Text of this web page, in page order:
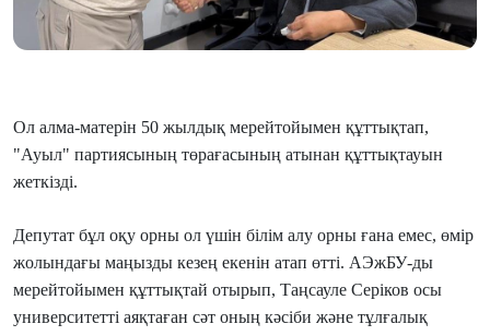
Ол алма-матерін 50 жылдық мерейтойымен құттықтап,
"Ауыл" партиясының төрағасының атынан құттықтауын
жеткізді.
Депутат бұл оқу орны ол үшін білім алу орны ғана емес, өмір
жолындағы маңызды кезең екенін атап өтті. АЭжБУ-ды
мерейтойымен құттықтай отырып, Таңсауле Серіков осы
университетті аяқтаған сәт оның кәсіби және тұлғалық